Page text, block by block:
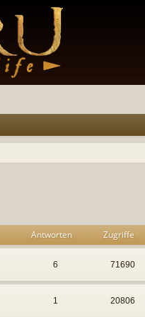
Antworten Zugriffe
6 71690
1 20806